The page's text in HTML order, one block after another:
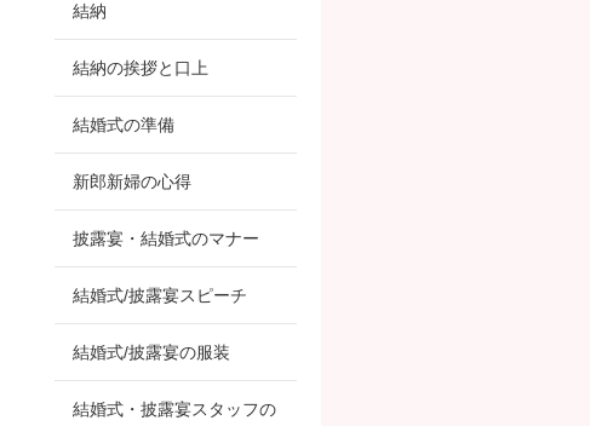
結納
結納の挨拶と口上
結婚式の準備
新郎新婦の心得
披露宴・結婚式のマナー
結婚式/披露宴スピーチ
結婚式/披露宴の服装
結婚式・披露宴スタッフの